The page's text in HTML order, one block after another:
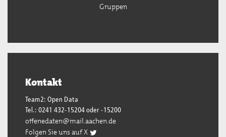
Gruppen
Kontakt
Team2: Open Data
Tel.: 0241 432-15204 oder -15200
offenedaten@mail.aachen.de
Folgen Sie uns auf X